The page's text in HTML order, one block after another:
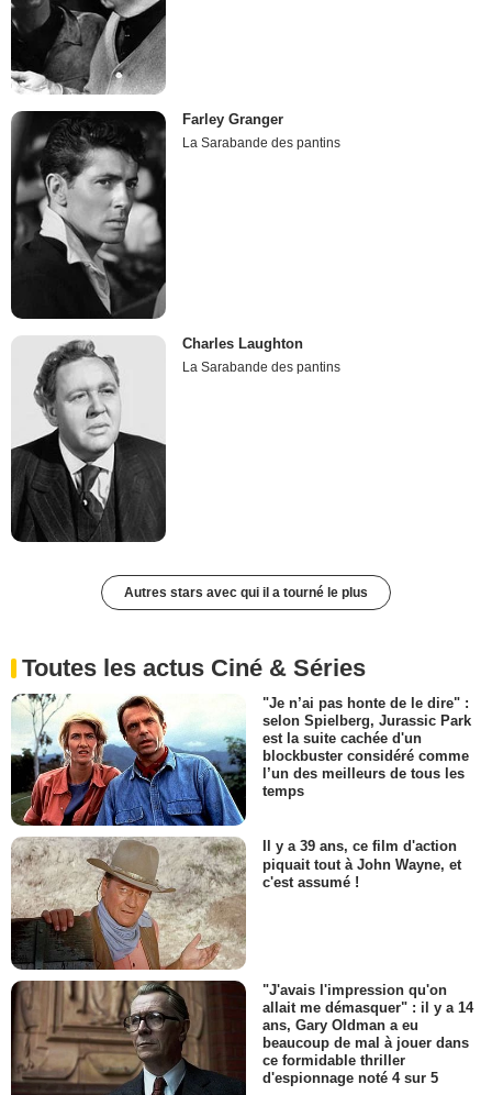
Farley Granger
La Sarabande des pantins
Charles Laughton
La Sarabande des pantins
Autres stars avec qui il a tourné le plus
Toutes les actus Ciné & Séries
"Je n’ai pas honte de le dire" :
selon Spielberg, Jurassic Park
est la suite cachée d'un
blockbuster considéré comme
l’un des meilleurs de tous les
temps
Il y a 39 ans, ce film d'action
piquait tout à John Wayne, et
c'est assumé !
"J'avais l'impression qu'on
allait me démasquer" : il y a 14
ans, Gary Oldman a eu
beaucoup de mal à jouer dans
ce formidable thriller
d'espionnage noté 4 sur 5